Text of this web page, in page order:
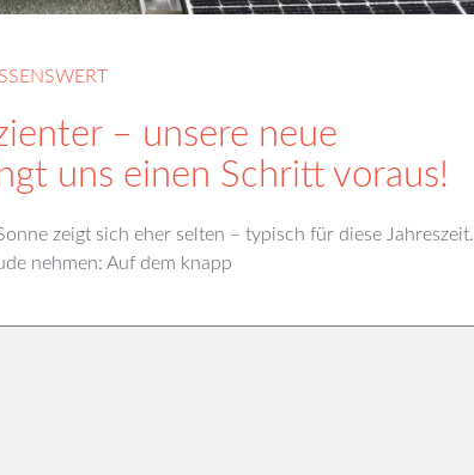
– unsere neue
uns einen Schritt voraus!
zeigt sich eher selten – typisch für diese Jahreszeit.
nehmen: Auf dem knapp